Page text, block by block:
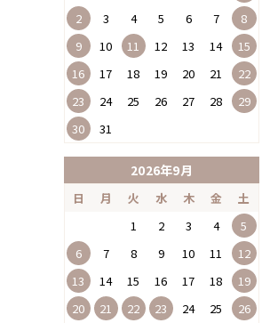
2
3 4 5 6 7
8
9
10 11 12 13 14
15
16
17 18 19 20 21
22
23
24 25 26 27 28
29
30
31
2026年9月
日 月 火 水 木 金
土
1
2 3 4
5
6
7 8 9 10 11
12
13
14 15 16 17 18
19
20
21 22 23 24 25 26